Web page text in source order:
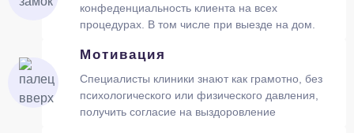
конфеденциальность клиента на всех
процедурах. В том числе при выезде на дом.
Мотивация
Специалисты клиники знают как грамотно, без
психологического или физического давления,
получить согласие на выздоровление